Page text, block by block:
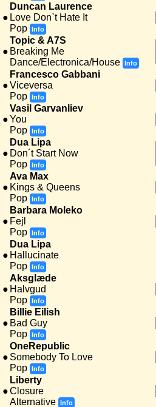
●
Duncan Laurence
Love Don`t Hate It
Pop Info
●
Topic & A7S
Breaking Me
Dance/Electronica/House Info
●
Francesco Gabbani
Viceversa
Pop Info
●
Vasil Garvanliev
You
Pop Info
●
Dua Lipa
Don´t Start Now
Pop Info
●
Ava Max
Kings & Queens
Pop Info
●
Barbara Moleko
Fejl
Pop Info
●
Dua Lipa
Hallucinate
Pop Info
●
Aksglæde
Halvgud
Pop Info
●
Billie Eilish
Bad Guy
Pop Info
●
OneRepublic
Somebody To Love
Pop Info
●
Liberty
Closure
Alternative Info